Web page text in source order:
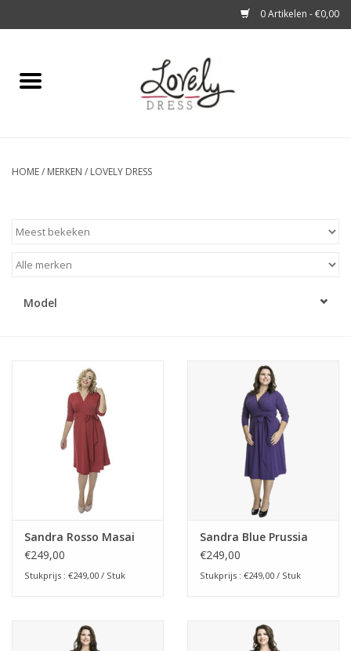
0 Artikelen - €0,00
Home
A story about
HOME/ MERKEN / LOVELY DRESS
Model
Sandra Rosso Masai
€249,00
Stukprijs : €249,00 / Stuk
Sandra Blue Prussia
€249,00
Stukprijs : €249,00 / Stuk